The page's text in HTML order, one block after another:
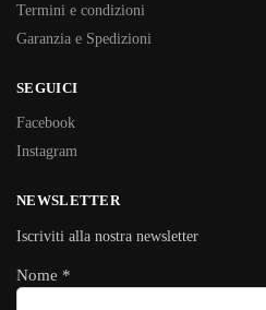
Termini e condizioni
Garanzia e Spedizioni
SEGUICI
Facebook
Instagram
NEWSLETTER
Iscriviti alla nostra newsletter
Nome *